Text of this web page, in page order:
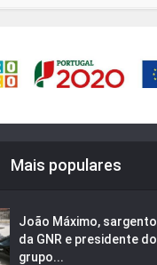
Mais populares
João Máximo, sargento
da GNR e presidente do
grupo...